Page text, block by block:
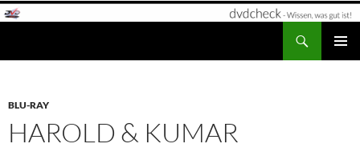
Zum
BLU-RAY
HAROLD & KUMAR